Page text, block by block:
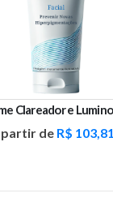
partir de R$ 103,81